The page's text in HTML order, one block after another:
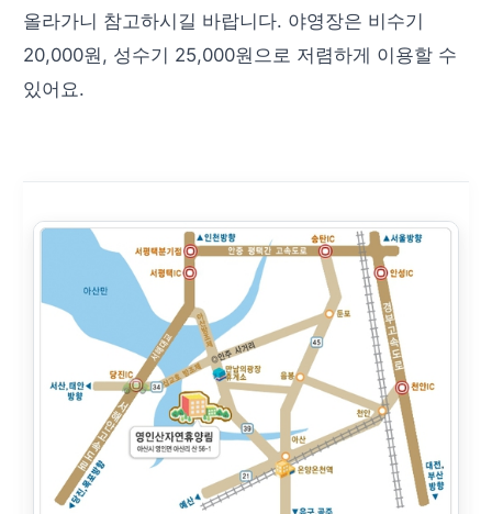
올라가니 참고하시길 바랍니다. 야영장은 비수기
20,000원, 성수기 25,000원으로 저렴하게 이용할 수
있어요.